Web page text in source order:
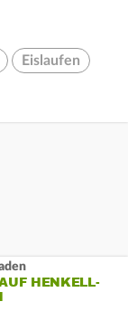
Eislaufen
HENKELL-